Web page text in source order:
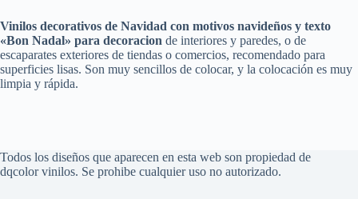
Vinilos decorativos de Navidad con motivos navideños y texto
«Bon Nadal» para decoracion de interiores y paredes, o de
escaparates exteriores de tiendas o comercios, recomendado para
superficies lisas. Son muy sencillos de colocar, y la colocación es muy
limpia y rápida.
Todos los diseños que aparecen en esta web son propiedad de
dqcolor vinilos. Se prohibe cualquier uso no autorizado.